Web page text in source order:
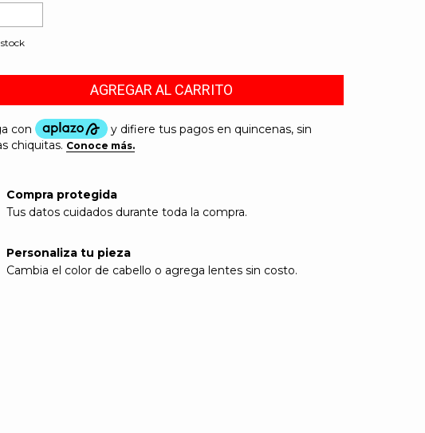
Compra protegida
Tus datos cuidados durante toda la compra.
Personaliza tu pieza
Cambia el color de cabello o agrega lentes sin costo.